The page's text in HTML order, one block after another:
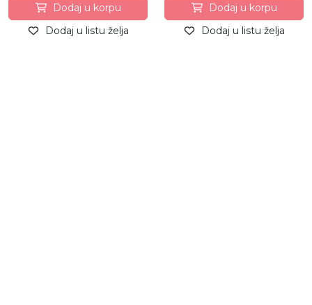
Dodaj u korpu
Dodaj u listu želja
Dodaj u korpu
Dodaj u listu želja